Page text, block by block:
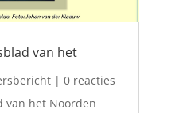
van het
| 0 reacties
van het Noorden